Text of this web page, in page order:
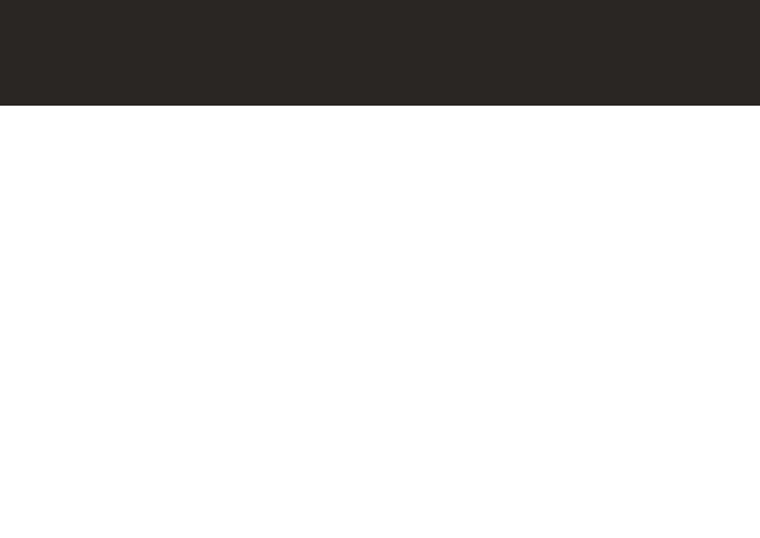
Explications sur l’accessibilité